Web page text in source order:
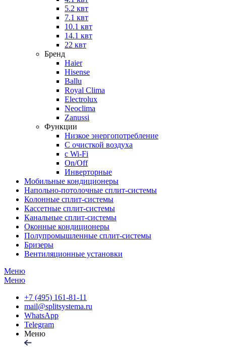
5.2 квт
7.1 квт
10.1 квт
14.1 квт
22 квт
Бренд
Haier
Hisense
Ballu
Royal Clima
Electrolux
Neoclima
Zanussi
Функции
Низкое энергопотребление
С очисткой воздуха
с Wi-Fi
On/Off
Инверторные
Мобильные кондиционеры
Напольно-потолоч​ные ​сплит-системы
Колонные ​​сплит-системы
Кассетные сплит-системы
Канальные сплит-системы
Оконные кондиционеры
Полупромышленные сплит-системы
Бризеры
Вентиляционные установки
Меню
Меню
+7 (495) 161-81-11
mail@splitsystema.ru
WhatsApp
Telegram
Меню